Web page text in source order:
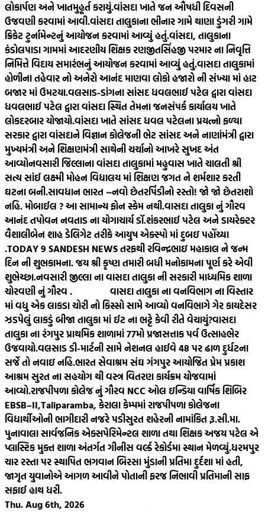
લોકાર્પણ અને ખાતમુહૂર્ત કરાયું.વાંસદા ખાતે જન ઔષધી દિવસની
ઉજવણી કરવામાં આવી.વાંસદા તાલુકાના ભીનાર ગામે થાણા ડુંગરી ગામે
ક્રિકેટ ટુર્નામેન્ટનું આયોજન કરવામાં આવ્યું હતું.વાંસદા, તાલુકાના
કંડોલપાડા ગામમાં આદરણીય શિક્ષક રણજીતસિંહજી પરમાર ના નિવૃત્તિ
નિમિત્તે વિદાય સમારંભનું આયોજન કરવામાં આવ્યું હતું.વાસદા તાલુકામાં
હોળીના તહેવાર નો અનેરો આનંદ માણવા લોકો હજારો ની સંખ્યા માં હાટ
બજાર માં ઉમટયા.વલસાડ-ડાંગના સાંસદ ધવલભાઈ પટેલ દ્વારા વાંસદા
ધવલભાઈ પટેલ દ્વારા વાંસદા સ્થિત તેમના જનસંપર્ક કાર્યાલય ખાતે
લોકદરબાર યોજાયો.વાંસદા ખાતે સાંસદ ધવલ પટેલના પ્રયત્નો ફળ્યા
સરકાર દ્વારા વાંસદાને વિજ્ઞાન કોલેજની ભેટ સાંસદ અને નાણાંમંત્રી દ્વારા
મુખ્યમંત્રી અને શિક્ષણમંત્રી સાથેની ચર્ચાનો આખરે સુખદ અંત
આવ્યોનવસારી જિલ્લાના વાંસદા તાલુકામાં મહુવાસ ખાતે ચાલતી શ્રી
સત્ય સાંઈ લક્ષ્મી મોહન વિદ્યાલય માં શિક્ષણ જગત ને શર્મશાર કરતી
ઘટના બની.સાવધાન ભારત ~નવો છેતરપિંડીનો રસ્તો! જો જો છેતરાશો
નહિ. મોબાઈલ ? આ સામાન્ય ફોન સ્કેમ નથી.વાસદા તાલુકા નું ગૌરવ
આનંદ તપોવન નવતાડ ના યોગાચાર્ય ડૉ.શંકરભાઈ પટેલ અને ડાયરેક્ટર
વૈશાલીબેન શાહ ડેલિગેટ તરીકે આયુષ એક્સ્પો માં દુબઇ પહોંચ્યા
.TODAY 9 SANDESH NEWS તરફથી રવિન્દ્રભાઇ મહાકાલ ને જન્મ
દિન ની શુભકામના. જય શ્રી કૃષ્ણ તમારી બધી મનોકામના પૂર્ણ કરે એવી
શુભેચ્છા.નવસારી જીલ્લા ના વાસદા તાલુકા ની સરકારી માધ્યમિક શાળા
ચોરવણી નું ગૌરવ . વાસદા તાલુકા ના વનવિભાગ ના વિસ્તાર
માં વધુ એક લાકડા ચોરી નો કિસ્સો સામે આવ્યો વનવિભાગે ગેર કાયદેસર
ઝડપેલું લાકડું બીજા તાલુકા માં ઈટ ના ભટ્ટે કેવી રીતે વેચાયું?વાસદા
તાલુકા ના રંગપુર પ્રાથમિક શાળામાં 77મો પ્રજાસત્તાક પર્વ ઉત્સાહભેર
ઉજવાયો.વલસાડ ડી-માર્ટની સામે નેશનલ હાઈવે 48 પર ઢાળ દુર્ધટના
સર્જે તો નવાઇ નહિ.ભારત સેવાશ્રમ સંઘ ગંગપુર આયોજિત પ્રેમ પ્રકાશ
આશ્રમ સુરત ના સહયોગ થી વસ્ત્ર વિતરણ કાર્યક્રમ યોજવામાં
આવ્યો.રાજપીપળા કોલેજ નું ગૌરવ NCC ઓલ ઇન્ડિયા વાર્ષિક શિબિર
EBSB–II,Taliparamba, કેરાલા કેમ્પમાં રાજપીપળા કોલેજના
વિદ્યાર્થીઓની ભાગીદારી નજરે પડીસુરત શહેરની નામાંકિત રૂ.સી.મા.
પુનાવાલા સાર્વજનિક એક્સપેરિમેન્ટલ શાળા તથા શિક્ષક અજય પટેલ એ
પ્લાસ્ટિક મુક્ત શાળા અંતર્ગત ગીનીસ વર્લ્ડ રેકોર્ડમા સ્થાન મેળવ્યું.ધરમપુર
ચાર રસ્તા પર સ્થાપિત ભગવાન બિરસા મુંડાની પ્રતિમા દુર્દશા માં હતી,
જાગૃત યુવાનોએ આગળ આવીને પોતાની ફરજ નિભાવી પ્રતિમાની સાફ
સફાઈ હાથ ધરી.
Thu. Aug 6th, 2026